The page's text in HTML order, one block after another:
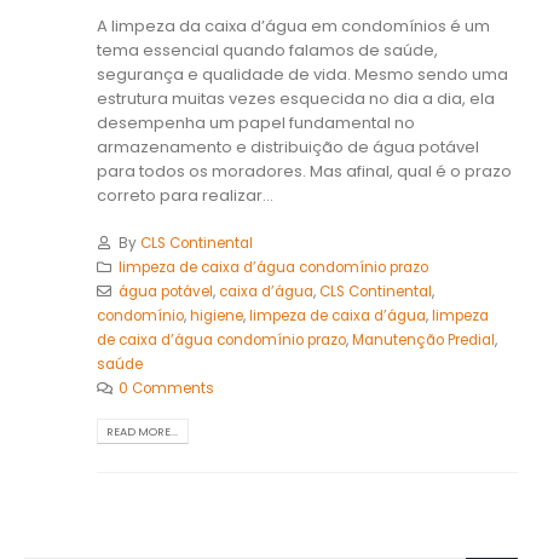
A limpeza da caixa d’água em condomínios é um
tema essencial quando falamos de saúde,
segurança e qualidade de vida. Mesmo sendo uma
estrutura muitas vezes esquecida no dia a dia, ela
desempenha um papel fundamental no
armazenamento e distribuição de água potável
para todos os moradores. Mas afinal, qual é o prazo
correto para realizar...
ByCLS Continental
limpeza de caixa d’água condomínio prazo
água potável,caixa d’água,CLS Continental,
condomínio,higiene,limpeza de caixa d’água,limpeza
de caixa d’água condomínio prazo,Manutenção Predial,
saúde
0 Comments
READ MORE...